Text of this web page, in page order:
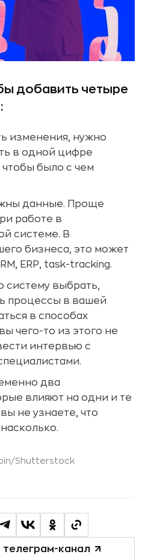
добавить четыре
изменения, нужно
в одной цифре
было с чем
данные. Проще
работе в
системе. В
бизнеса, это может
ERP, task-tracking.
систему выбрать,
процессы в вашей
в способах
чего-то из этого не
интервью с
два
влияют на одни и те
не узнаете, что
/Shutterstock
телеграм-канал